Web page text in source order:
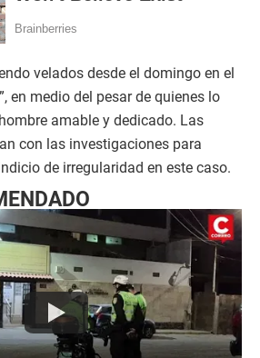
velados desde el domingo en el
en medio del pesar de quienes lo
amable y dedicado. Las
con las investigaciones para
de irregularidad en este caso.